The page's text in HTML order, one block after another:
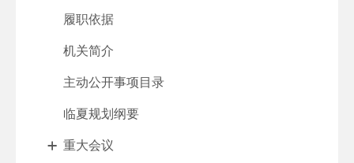
履职依据
机关简介
主动公开事项目录
临夏规划纲要
重大会议